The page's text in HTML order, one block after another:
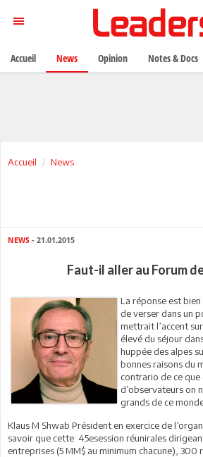
Accueil News
NEWS - 21.01.2015
Faut-il aller au Forum
La réponse est
de verser dans un
mettrait l’accent
élevé du séjour
huppée des alpes
bonnes raisons du
contrario de ce
d’observateurs on
grands de ce
Klaus M Shwab Président en exercice de
savoir que cette 45esession réunirales
entreprises (5 MM$ au minimum chacune),
Accueil News Opinion Notes & Docs